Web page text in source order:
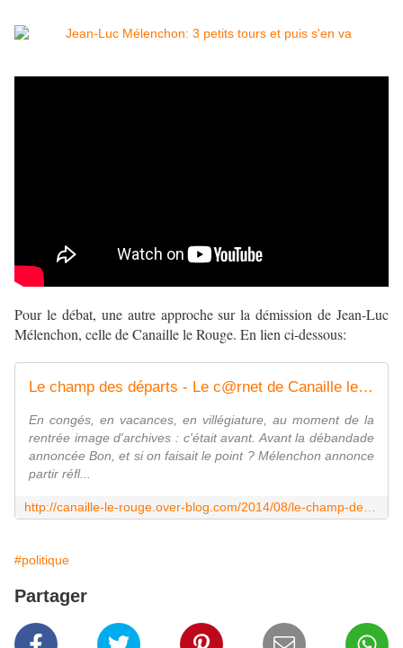
Pour le débat, une autre approche sur la démission de Jean-Luc
Mélenchon, celle de Canaille le Rouge. En lien ci-dessous:
Le champ des départs - Le c@rnet de Canaille le Rouge
En congés, en vacances, en villégiature, au moment de la
rentrée image d'archives : c'était avant. Avant la débandade
annoncée Bon, et si on faisait le point ? Mélenchon annonce
partir réfl...
#politique
Partager